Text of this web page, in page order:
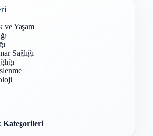
ve Yaşam
Sağlığı
Kategorileri